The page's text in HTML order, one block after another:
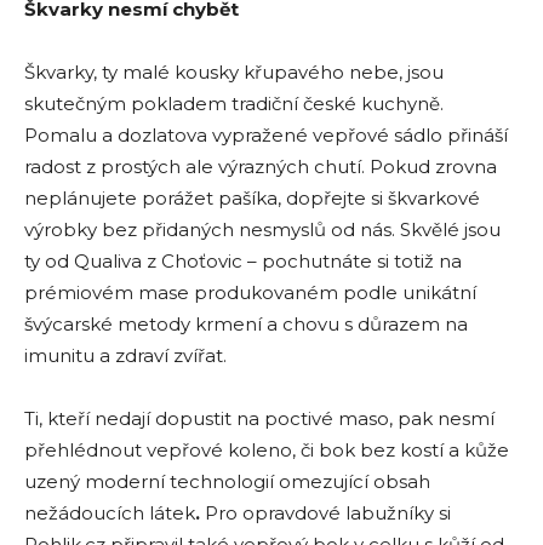
Škvarky nesmí chybět
Škvarky, ty malé kousky křupavého nebe, jsou
skutečným pokladem tradiční české kuchyně.
Pomalu a dozlatova vypražené vepřové sádlo přináší
radost z prostých ale výrazných chutí. Pokud zrovna
neplánujete porážet pašíka, dopřejte si škvarkové
výrobky bez přidaných nesmyslů od nás. Skvělé jsou
ty od Qualiva z Choťovic – pochutnáte si totiž na
prémiovém mase produkovaném podle unikátní
švýcarské metody krmení a chovu s důrazem na
imunitu a zdraví zvířat.
Ti, kteří nedají dopustit na poctivé maso, pak nesmí
přehlédnout vepřové koleno, či bok bez kostí a kůže
uzený moderní technologií omezující obsah
nežádoucích látek. Pro opravdové labužníky si